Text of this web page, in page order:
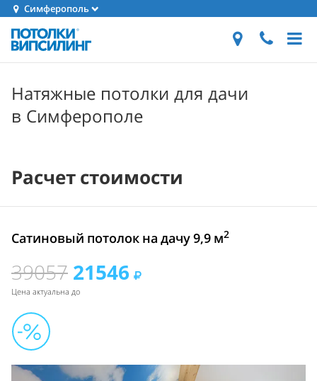
Симферополь
Натяжные потолки для дачи
в Симферополе
Расчет стоимости
Сатиновый потолок на дачу 9,9 м2
39057 21546
Цена актуальна до